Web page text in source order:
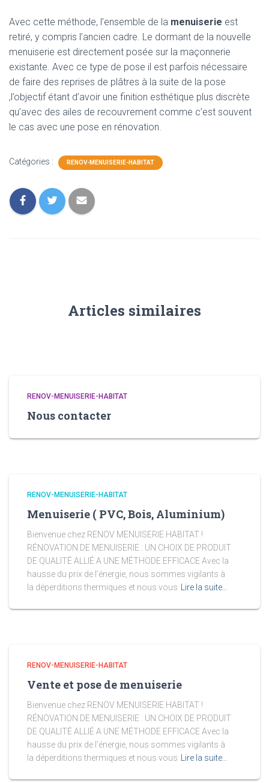
Avec cette méthode, l’ensemble de la menuiserie est
retiré, y compris l’ancien cadre. Le dormant de la nouvelle
menuiserie est directement posée sur la maçonnerie
existante. Avec ce type de pose il est parfois nécessaire
de faire des reprises de plâtres à la suite de la pose
,l’objectif étant d’avoir une finition esthétique plus discrète
qu’avec des ailes de recouvrement comme c’est souvent
le cas avec une pose en rénovation.
Catégories : RENOV-MENUISERIE-HABITAT
Articles similaires
RENOV-MENUISERIE-HABITAT
Nous contacter
RENOV-MENUISERIE-HABITAT
Menuiserie ( PVC, Bois, Aluminium)
Bienvenue chez RENOV MENUISERIE HABITAT !
RÉNOVATION DE MENUISERIE : UN CHOIX DE PRODUIT
DE QUALITÉ ALLIÉ A UNE MÉTHODE EFFICACE Avec la
hausse du prix de l’énergie, nous sommes vigilants à
la déperditions thermiques et nous vous
Lire la suite…
RENOV-MENUISERIE-HABITAT
Vente et pose de menuiserie
Bienvenue chez RENOV MENUISERIE HABITAT !
RÉNOVATION DE MENUISERIE : UN CHOIX DE PRODUIT
DE QUALITÉ ALLIÉ A UNE MÉTHODE EFFICACE Avec la
hausse du prix de l’énergie, nous sommes vigilants à
la déperditions thermiques et nous vous
Lire la suite…